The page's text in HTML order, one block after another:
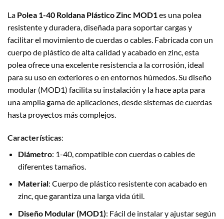
La Polea 1-40 Roldana Plástico Zinc MOD1es una polea
resistente y duradera, diseñada para soportar cargas y
facilitar el movimiento de cuerdas o cables. Fabricada con un
cuerpo de plástico de alta calidad y acabado en zinc, esta
polea ofrece una excelente resistencia a la corrosión, ideal
para su uso en exteriores o en entornos húmedos. Su diseño
modular (MOD1) facilita su instalación y la hace apta para
una amplia gama de aplicaciones, desde sistemas de cuerdas
hasta proyectos más complejos.
Características:
Diámetro: 1-40, compatible con cuerdas o cables de
diferentes tamaños.
Material: Cuerpo de plástico resistente con acabado en
zinc, que garantiza una larga vida útil.
Diseño Modular (MOD1): Fácil de instalar y ajustar según